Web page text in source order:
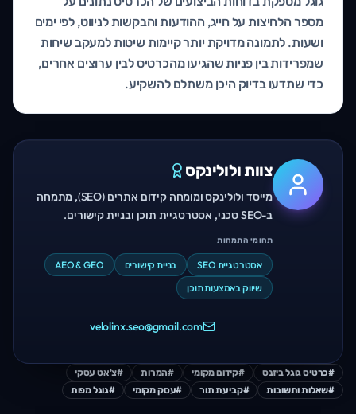
מספר הלחיצות על חייג, ההודעות והבקשות לניווט, לפי ימים
ושעות. לתמונה מדויקת יותר קיימות שיטות למעקב שיחות
שמפרידות בין פניות שהגיעו מהכרטיס לבין ערוצים אחרים,
כדי שתדעו בדיוק היכן משתלם להשקיע.
צוות ולולינקס
מייסד ולולינקס ומומחה קידום אתרים (SEO), מתמחה
ב-SEO טכני, אסטרטגיית תוכן ובניית קישורים.
תחומי התמחות
אסטרטגיית SEO בניית קישורים
AEO & GEO
שיווק באמצעות תוכן
velolinx.seo@gmail.com
#כרטיס גוגל ביזנס #קידום מקומי #המרות #צ'אט עסקי
#שאלות ותשובות #קביעת תור #עסק מקומי #גוגל מפות